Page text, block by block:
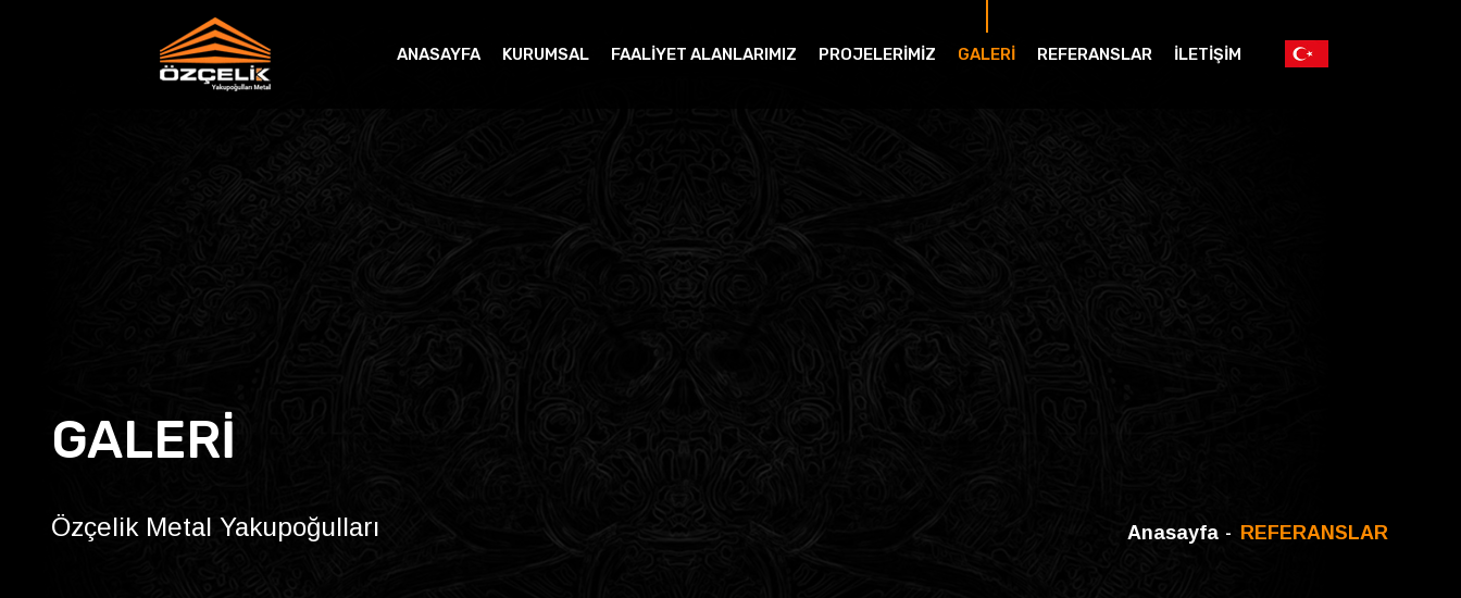
ANASAYFA KURUMSAL FAALİYET ALANLARIMIZ PROJELERİMİZ GALERİ REFERANSLAR İLETİŞİM
GALERİ
Özçelik Metal Yakupoğulları Anasayfa REFERANSLAR